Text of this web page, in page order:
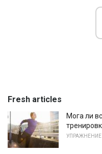
Fresh articles
Мога ли
УПРАЖНЕНИЕ